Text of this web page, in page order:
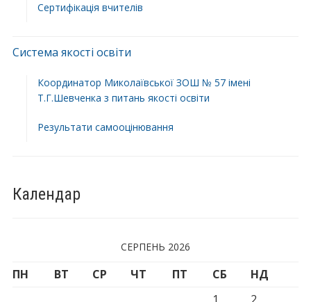
Сертифікація вчителів
Система якості освіти
Координатор Миколаївської ЗОШ № 57 імені
Т.Г.Шевченка з питань якості освіти
Результати самооцінювання
Календар
СЕРПЕНЬ 2026
ПН ВТ СР ЧТ ПТ СБ
НД